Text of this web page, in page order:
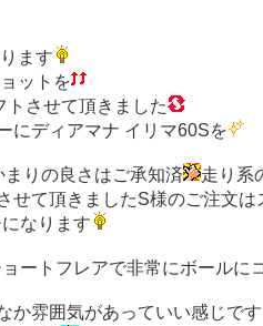
ます
ットを
トさせて頂きました
にディアマナ イリマ60Sを
りの良さはご承知済
走り系
せて頂きましたS様のご注文
なります
ートフレアで非常にボールに
か雰囲気があっていい感じです